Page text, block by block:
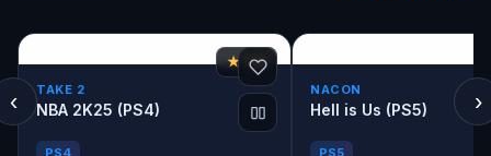
★ 7,8
TAKE 2
NBA 2K25 (PS4)
PS4
NACON
Hell is Us (PS5)
PS5
‹ ›